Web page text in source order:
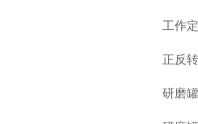
工作
正反
研磨